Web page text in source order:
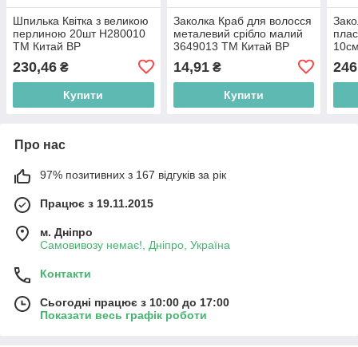
Шпилька Квітка з великою
перлиною 20шт H280010
ТМ Китай BP
230,46 ₴
Купити
Заколка Краб для волосся
металевий срібло малий
3649013 ТМ Китай BP
14,91₴
Купити
Про нас
97% позитивних з 167 відгуків за рік
Працює з 19.11.2015
м. Дніпро
Самовивозу немає!, Дніпро, Україна
Контакти
Сьогодні працює з 10:00 до 17:00
Показати весь графік роботи